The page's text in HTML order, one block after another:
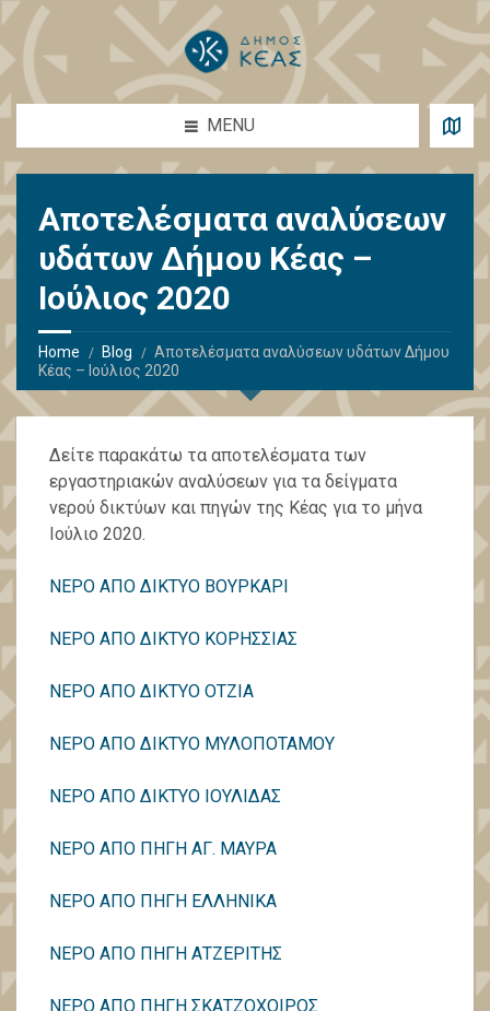
MENU
Αποτελέσματα αναλύσεων
υδάτων Δήμου Κέας –
Ιούλιος 2020
Home Blog
Αποτελέσματα αναλύσεων υδάτων Δήμου
Κέας – Ιούλιος 2020
Δείτε παρακάτω τα αποτελέσματα των
εργαστηριακών αναλύσεων για τα δείγματα
νερού δικτύων και πηγών της Κέας για το μήνα
Ιούλιο 2020.
ΝΕΡΟ ΑΠΟ ΔΙΚΤΥΟ ΒΟΥΡΚΑΡΙ
ΝΕΡΟ ΑΠΟ ΔΙΚΤΥΟ ΚΟΡΗΣΣΙΑΣ
ΝΕΡΟ ΑΠΟ ΔΙΚΤΥΟ ΟΤΖΙΑ
ΝΕΡΟ ΑΠΟ ΔΙΚΤΥΟ ΜΥΛΟΠΟΤΑΜΟΥ
ΝΕΡΟ ΑΠΟ ΔΙΚΤΥΟ ΙΟΥΛΙΔΑΣ
ΝΕΡΟ ΑΠΟ ΠΗΓΗ ΑΓ. ΜΑΥΡΑ
ΝΕΡΟ ΑΠΟ ΠΗΓΗ ΕΛΛΗΝΙΚΑ
ΝΕΡΟ ΑΠΟ ΠΗΓΗ ΑΤΖΕΡΙΤΗΣ
ΝΕΡΟ ΑΠΟ ΠΗΓΗ ΣΚΑΤΖΟΧΟΙΡΟΣ